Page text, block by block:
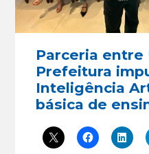
Parceria entre
Prefeitura
Inteligência
básica de